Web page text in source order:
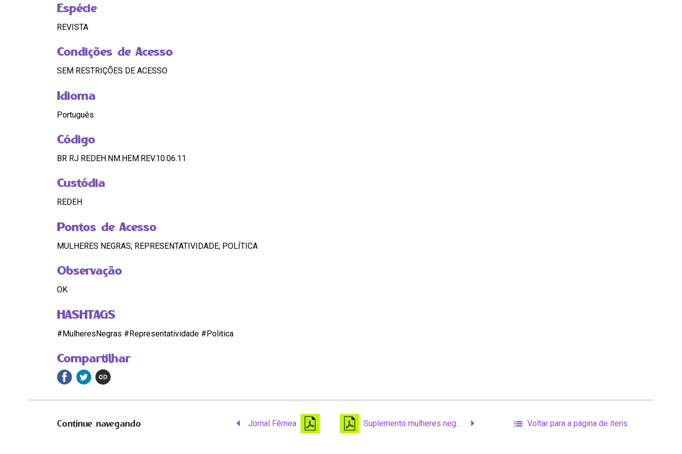
Compartilhar
Espécie
REVISTA
Condições de Acesso
SEM RESTRIÇÕES DE ACESSO
Idioma
Português
Código
BR RJ REDEH.NM.HEM.REV.10.06.11
Custódia
REDEH
Pontos de Acesso
MULHERES NEGRAS; REPRESENTATIVIDADE; POLÍTICA
Observação
OK
HASHTAGS
#MulheresNegras #Representatividade #Politica
Continue navegando Jornal Fêmea Suplemento mulheres negras Voltar para a página de itens